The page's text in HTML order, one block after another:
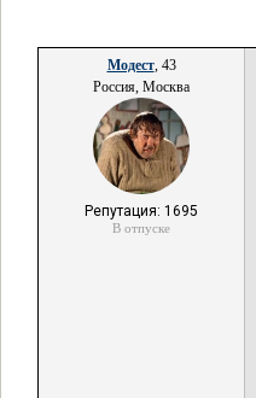
Модест, 43
Россия, Москва
Репутация: 1695
В отпуске